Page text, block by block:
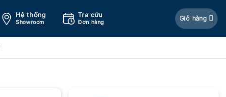
Hệ thống
Showroom
Tra cứu
Đơn hàng
Giỏ hàng